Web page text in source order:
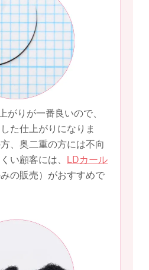
がりが一番良いので、
た仕上がりになりま
、奥二重の方には不向
い顧客には、 LDカール
みの販売）がおすすめで